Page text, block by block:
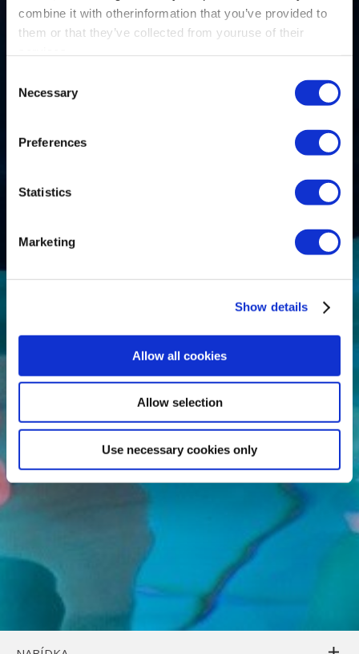
combine it with otherinformation that you’ve provided to
them or that they’ve collected from youruse of their
Selection
Necessary
Preferences
Statistics
Marketing
Show details
Allow all cookies
Allow selection
Use necessary cookies only